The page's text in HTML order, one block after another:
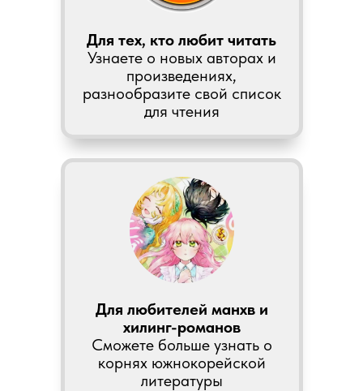
Для тех, кто любит читать
Узнаете о новых авторах и
произведениях,
разнообразите свой список
для чтения
Для любителей манхв и
хилинг-романов
Сможете больше узнать о
корнях южнокорейской
литературы